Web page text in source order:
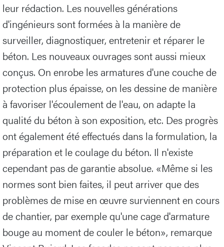
leur rédaction. Les nouvelles générations
d'ingénieurs sont formées à la manière de
surveiller, diagnostiquer, entretenir et réparer le
béton. Les nouveaux ouvrages sont aussi mieux
conçus. On enrobe les armatures d'une couche de
protection plus épaisse, on les dessine de manière
à favoriser l'écoulement de l'eau, on adapte la
qualité du béton à son exposition, etc. Des progrès
ont également été effectués dans la formulation, la
préparation et le coulage du béton. Il n'existe
cependant pas de garantie absolue. «Même si les
normes sont bien faites, il peut arriver que des
problèmes de mise en œuvre surviennent en cours
de chantier, par exemple qu'une cage d'armature
bouge au moment de couler le béton», remarque